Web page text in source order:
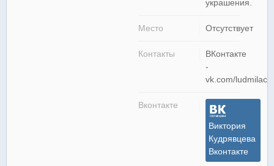
украшения.
Место Отсутствует
Контакты
ВКонтакте
-
vk.com/
Вконтакте
Виктория
Кудрявцева
Вконтакте